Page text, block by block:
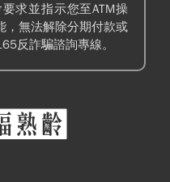
求並指示您至ATM操
，無法解除分期付款或
反詐騙諮詢專線。